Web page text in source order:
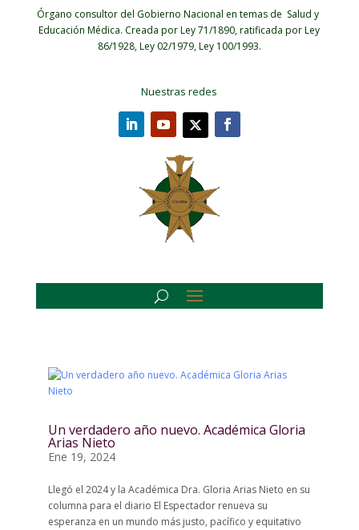
Órgano consultor del Gobierno Nacional en temas de Salud y
Educación Médica. Creada por Ley 71/1890, ratificada por Ley
86/1928, Ley 02/1979, Ley 100/1993.
Nuestras redes
Un verdadero año nuevo. Académica Gloria
Arias Nieto
Ene 19, 2024
Llegó el 2024 y la Académica Dra. Gloria Arias Nieto en su
columna para el diario El Espectador renueva su
esperanza en un mundo más justo, pacífico y equitativo